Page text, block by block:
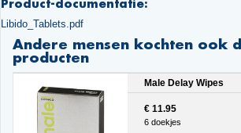
Product-documentatie:
Libido_Tablets.pdf
Andere mensen kochten ook
producten
Male Delay Wipes
€ 11.95
6 doekjes